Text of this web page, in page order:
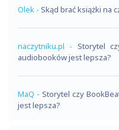
Olek - Skąd brać książki na
naczytniku.pl - Storytel
audiobooków jest lepsza?
MaQ - Storytel czy
jest lepsza?